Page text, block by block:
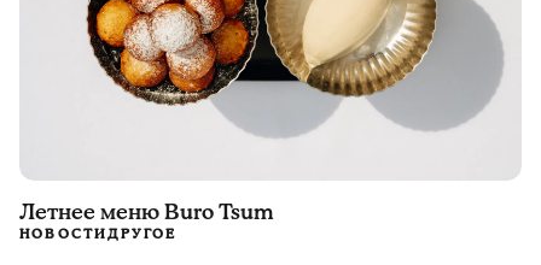
Летнее меню Buro Tsum
НОВОСТИДРУГОЕ